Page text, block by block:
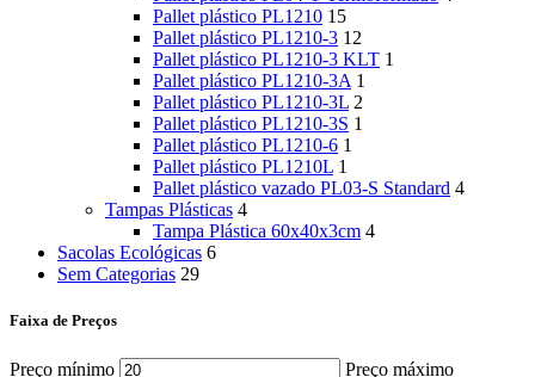
Pallet plástico PL1210 15
Pallet plástico PL1210-3 12
Pallet plástico PL1210-3 KLT 1
Pallet plástico PL1210-3A 1
Pallet plástico PL1210-3L 2
Pallet plástico PL1210-3S 1
Pallet plástico PL1210-6 1
Pallet plástico PL1210L 1
Pallet plástico vazado PL03-S Standard 4
Tampas Plásticas 4
Tampa Plástica 60x40x3cm 4
Sacolas Ecológicas 6
Sem Categorias 29
Faixa de Preços
Preço mínimo Preço máximo